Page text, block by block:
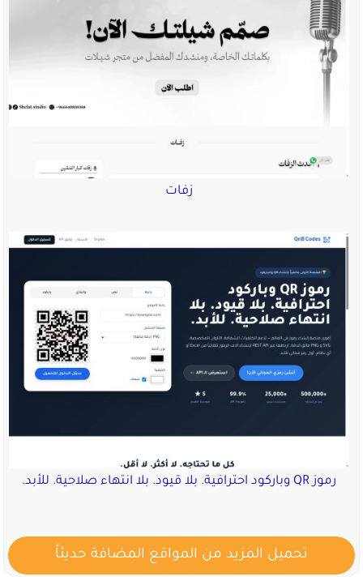
زفات
رموز QR وباركود احترافية. بلا قيود. بلا انتهاء صلاحية. للأبد.
تحميل المزيد من المواقع المضافة حديثاً